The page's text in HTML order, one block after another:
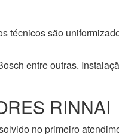
técnicos são
entre outras.
RINNAI
no primeiro